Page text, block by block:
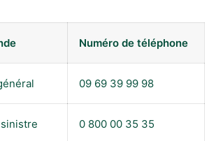
Numéro de téléphone
09 69 39 99 98
0 800 00 35 35